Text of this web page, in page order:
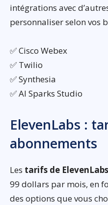
intégrations avec
personnaliser selon vos
✅ Cisco Webex
✅ Twilio
✅ Synthesia
✅ AI Sparks Studio
ElevenLabs :
abonnements
Les tarifs de ElevenLabs
99 dollars par mois, en
des options que vous